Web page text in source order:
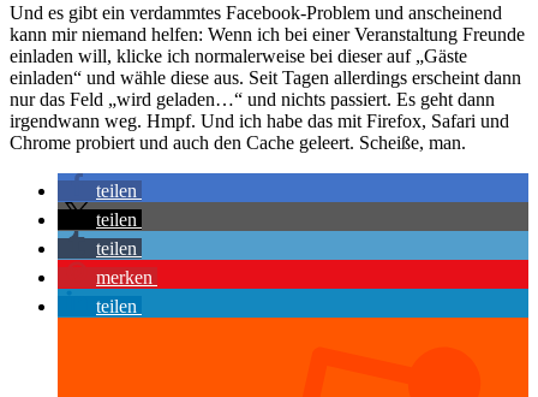
Und es gibt ein verdammtes Facebook-Problem und anscheinend
kann mir niemand helfen: Wenn ich bei einer Veranstaltung Freunde
einladen will, klicke ich normalerweise bei dieser auf „Gäste
einladen“ und wähle diese aus. Seit Tagen allerdings erscheint dann
nur das Feld „wird geladen…“ und nichts passiert. Es geht dann
irgendwann weg. Hmpf. Und ich habe das mit Firefox, Safari und
Chrome probiert und auch den Cache geleert. Scheiße, man.
teilen
teilen
teilen
merken
teilen